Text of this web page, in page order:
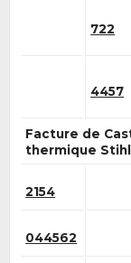
722
4457
Facture de
thermique
2154
044562